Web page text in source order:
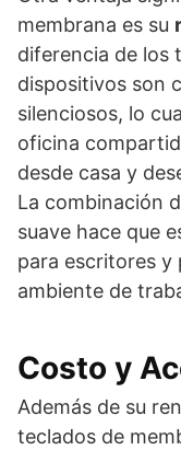
membrana es su
diferencia de los
dispositivos son
silenciosos, lo
oficina
desde casa y
La combinación
suave hace que
para escritores y
ambiente de
Costo y
Además de su
teclados de